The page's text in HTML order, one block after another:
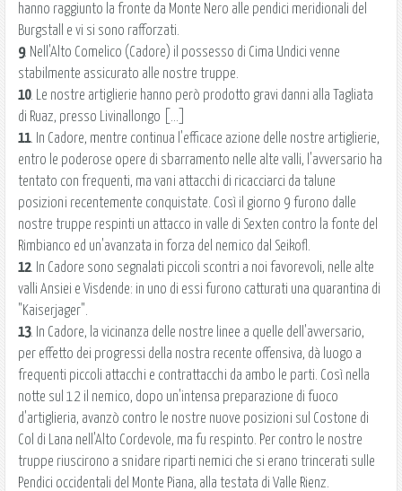
hanno raggiunto la fronte da Monte Nero alle pendici meridionali del
Burgstall e vi si sono rafforzati.
9. Nell'Alto Comelico (Cadore) il possesso di Cima Undici venne
stabilmente assicurato alle nostre truppe.
10. Le nostre artiglierie hanno però prodotto gravi danni alla Tagliata
di Ruaz, presso Livinallongo [...]
11. In Cadore, mentre continua l'efficace azione delle nostre artiglierie,
entro le poderose opere di sbarramento nelle alte valli, l'avversario ha
tentato con frequenti, ma vani attacchi di ricacciarci da talune
posizioni recentemente conquistate. Così il giorno 9 furono dalle
nostre truppe respinti un attacco in valle di Sexten contro la fonte del
Rimbianco ed un'avanzata in forza del nemico dal Seikofl.
12. In Cadore sono segnalati piccoli scontri a noi favorevoli, nelle alte
valli Ansiei e Visdende: in uno di essi furono catturati una quarantina di
"Kaiserjager".
13. In Cadore, la vicinanza delle nostre linee a quelle dell'avversario,
per effetto dei progressi della nostra recente offensiva, dà luogo a
frequenti piccoli attacchi e contrattacchi da ambo le parti. Così nella
notte sul 12 il nemico, dopo un'intensa preparazione di fuoco
d'artiglieria, avanzò contro le nostre nuove posizioni sul Costone di
Col di Lana nell'Alto Cordevole, ma fu respinto. Per contro le nostre
truppe riuscirono a snidare riparti nemici che si erano trincerati sulle
Pendici occidentali del Monte Piana, alla testata di Valle Rienz.